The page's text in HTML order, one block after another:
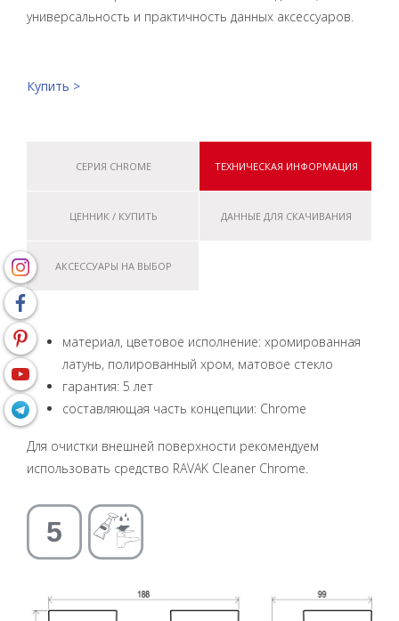
универсальность и практичность данных аксессуаров.
Купить >
СЕРИЯ CHROME ТЕХНИЧЕСКАЯ ИНФОРМАЦИЯ
ЦЕННИК / КУПИТЬ ДАННЫЕ ДЛЯ СКАЧИВАНИЯ
АКСЕССУАРЫ НА ВЫБОР
материал, цветовое исполнение: хромированная
латунь, полированный хром, матовое стекло
гарантия: 5 лет
составляющая часть концепции: Chrome
Для очистки внешней поверхности рекомендуем
использовать средство RAVAK Cleaner Chrome.